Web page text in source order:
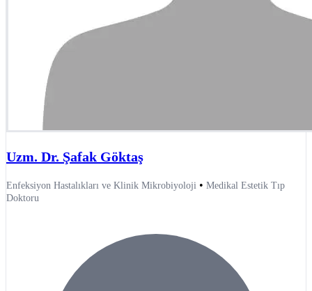
Uzm. Dr. Şafak Göktaş
Enfeksiyon Hastalıkları ve Klinik Mikrobiyoloji • Medikal Estetik Tıp
Doktoru